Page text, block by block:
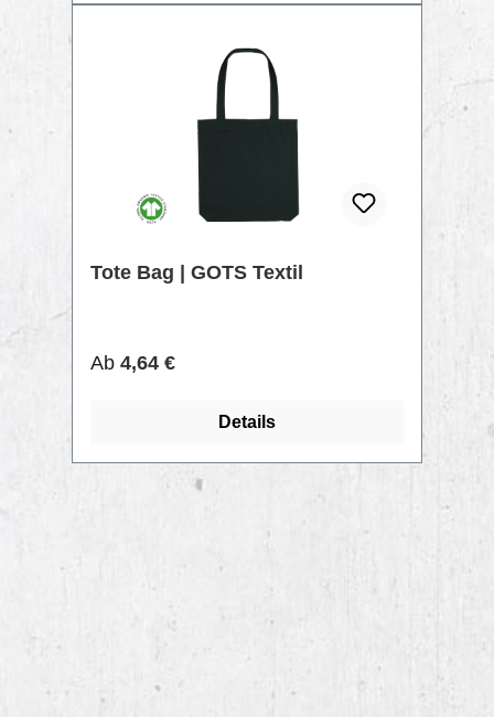
Tote Bag | GOTS Textil
Regulärer Preis:
Ab 4,64 €
Details